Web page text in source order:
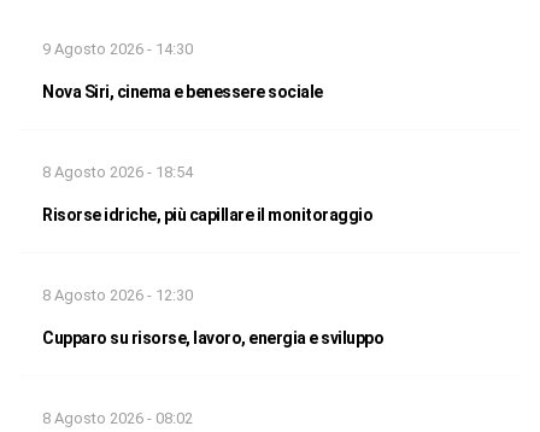
9 Agosto 2026 - 14:30
Nova Siri, cinema e benessere sociale
8 Agosto 2026 - 18:54
Risorse idriche, più capillare il monitoraggio
8 Agosto 2026 - 12:30
Cupparo su risorse, lavoro, energia e sviluppo
8 Agosto 2026 - 08:02